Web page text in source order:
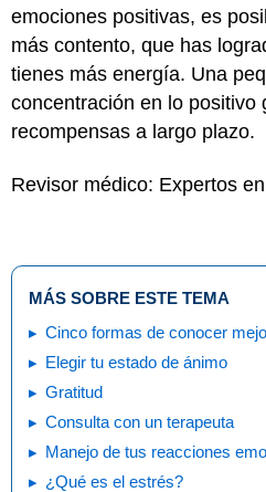
emociones positivas, es
más contento, que has
tienes más energía. Una
concentración en lo positivo
recompensas a largo plazo.
Revisor médico: Expertos
MÁS SOBRE ESTE TEMA
Cinco formas de conocer
Elegir tu estado de ánimo
Gratitud
Consulta con un terapeuta
Manejo de tus reacciones
¿Qué es el estrés?